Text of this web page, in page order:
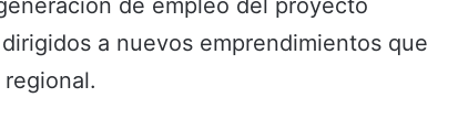
a nuevos emprendimientos que